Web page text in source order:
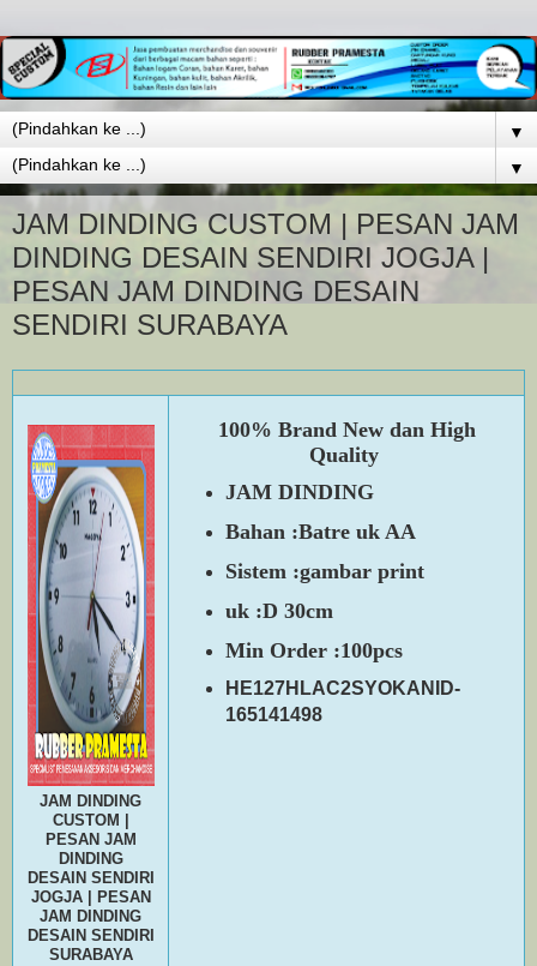
▼
▼
JAM DINDING CUSTOM | PESAN JAM
DINDING DESAIN SENDIRI JOGJA |
PESAN JAM DINDING DESAIN
SENDIRI SURABAYA
JAM DINDING
CUSTOM |
PESAN JAM
DINDING
DESAIN SENDIRI
JOGJA | PESAN
JAM DINDING
DESAIN SENDIRI
SURABAYA
100% Brand New dan High
Quality
JAM DINDING
Bahan :Batre uk AA
Sistem :gambar print
uk :D 30cm
Min Order :100pcs
HE127HLAC2SYOKANID-
165141498